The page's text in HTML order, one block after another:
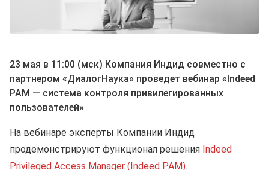
23 мая в 11:00 (мск) Компания Индид совместно с
партнером «ДиалогНаука» проведет вебинар «Indeed
PAM — система контроля привилегированных
пользователей»
На вебинаре эксперты Компании Индид
продемонстрируют функционал решения Indeed
Privileged Access Manager (Indeed PAM).